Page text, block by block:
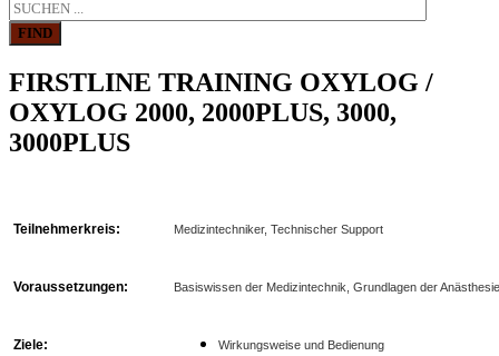
FIND
FIRSTLINE TRAINING OXYLOG /
OXYLOG 2000, 2000PLUS, 3000,
3000PLUS
Teilnehmerkreis: Medizintechniker, Technischer Support
Voraussetzungen: Basiswissen der Medizintechnik, Grundlagen der Anästhesie
Ziele:
Wirkungsweise und Bedienung